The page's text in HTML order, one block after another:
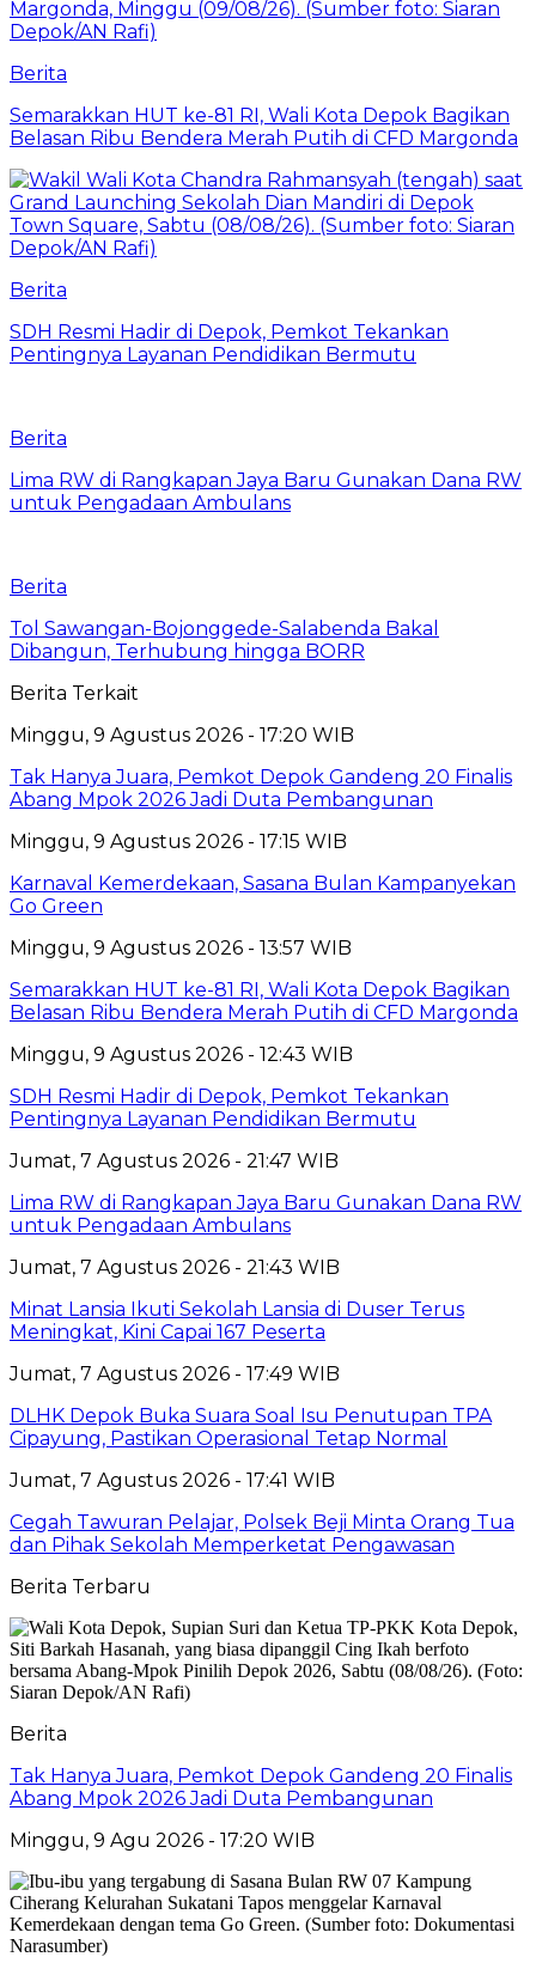
Berita
Semarakkan HUT ke-81 RI, Wali Kota Depok Bagikan
Belasan Ribu Bendera Merah Putih di CFD Margonda
Berita
SDH Resmi Hadir di Depok, Pemkot Tekankan
Pentingnya Layanan Pendidikan Bermutu
Berita
Lima RW di Rangkapan Jaya Baru Gunakan Dana RW
untuk Pengadaan Ambulans
Berita
Tol Sawangan-Bojonggede-Salabenda Bakal
Dibangun, Terhubung hingga BORR
Berita Terkait
Minggu, 9 Agustus 2026 - 17:20 WIB
Tak Hanya Juara, Pemkot Depok Gandeng 20 Finalis
Abang Mpok 2026 Jadi Duta Pembangunan
Minggu, 9 Agustus 2026 - 17:15 WIB
Karnaval Kemerdekaan, Sasana Bulan Kampanyekan
Go Green
Minggu, 9 Agustus 2026 - 13:57 WIB
Semarakkan HUT ke-81 RI, Wali Kota Depok Bagikan
Belasan Ribu Bendera Merah Putih di CFD Margonda
Minggu, 9 Agustus 2026 - 12:43 WIB
SDH Resmi Hadir di Depok, Pemkot Tekankan
Pentingnya Layanan Pendidikan Bermutu
Jumat, 7 Agustus 2026 - 21:47 WIB
Lima RW di Rangkapan Jaya Baru Gunakan Dana RW
untuk Pengadaan Ambulans
Jumat, 7 Agustus 2026 - 21:43 WIB
Minat Lansia Ikuti Sekolah Lansia di Duser Terus
Meningkat, Kini Capai 167 Peserta
Jumat, 7 Agustus 2026 - 17:49 WIB
DLHK Depok Buka Suara Soal Isu Penutupan TPA
Cipayung, Pastikan Operasional Tetap Normal
Jumat, 7 Agustus 2026 - 17:41 WIB
Cegah Tawuran Pelajar, Polsek Beji Minta Orang Tua
dan Pihak Sekolah Memperketat Pengawasan
Berita Terbaru
Berita
Tak Hanya Juara, Pemkot Depok Gandeng 20 Finalis
Abang Mpok 2026 Jadi Duta Pembangunan
Minggu, 9 Agu 2026 - 17:20 WIB